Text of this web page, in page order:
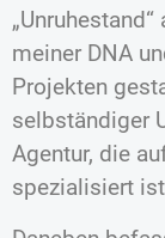
meiner DNA
Projekten
selbständiger
Agentur, die
spezialisiert